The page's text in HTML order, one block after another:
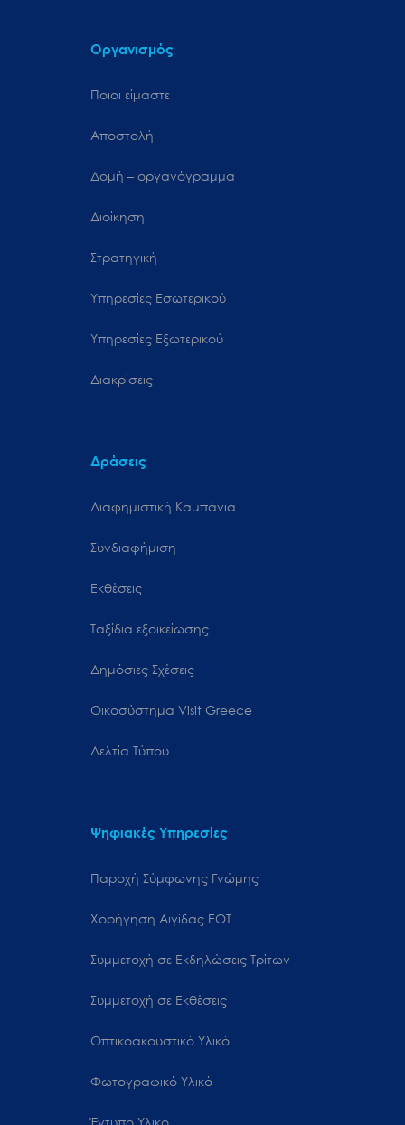
Οργανισμός
Ποιοι είμαστε
Αποστολή
Δομή – οργανόγραμμα
Διοίκηση
Στρατηγική
Υπηρεσίες Εσωτερικού
Υπηρεσίες Εξωτερικού
Διακρίσεις
Δράσεις
Διαφημιστική Καμπάνια
Συνδιαφήμιση
Εκθέσεις
Ταξίδια εξοικείωσης
Δημόσιες Σχέσεις
Oικοσύστημα Visit Greece
Δελτία Τύπου
Ψηφιακές Υπηρεσίες
Παροχή Σύμφωνης Γνώμης
Χορήγηση Αιγίδας ΕΟΤ
Συμμετοχή σε Εκδηλώσεις Τρίτων
Συμμετοχή σε Εκθέσεις
Οπτικοακουστικό Υλικό
Φωτογραφικό Υλικό